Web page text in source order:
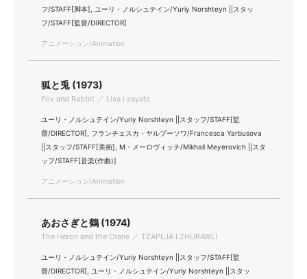
フ/STAFF[脚本], ユーリ・ノルシュテイン/Yuriy Norshteyn ||スタッ
フ/STAFF[監督/DIRECTOR]
アニメーション/Animation
狐と兎 (1973)
Fox and Rabbit ／ Lisa i zayats
ユーリ・ノルシュテイン/Yuriy Norshteyn ||スタッフ/STAFF[監
督/DIRECTOR], フランチェスカ・ヤルブーソワ/Francesca Yarbusova
||スタッフ/STAFF[美術], M・メーロヴィッチ/Mikhail Meyerovich ||スタ
ッフ/STAFF[音楽(作曲)]
アニメーション/Animation
あおさぎと鶴 (1974)
The Heron and the Crane ／ TZAPLJA I ZHURAWLI
ユーリ・ノルシュテイン/Yuriy Norshteyn ||スタッフ/STAFF[監
督/DIRECTOR], ユーリ・ノルシュテイン/Yuriy Norshteyn ||スタッ